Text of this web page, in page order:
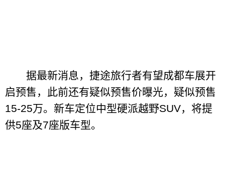
据最新消息，捷途旅行者有望成都车展开
启预售，此前还有疑似预售价曝光，疑似预售
15-25万。新车定位中型硬派越野SUV，将提
供5座及7座版车型。